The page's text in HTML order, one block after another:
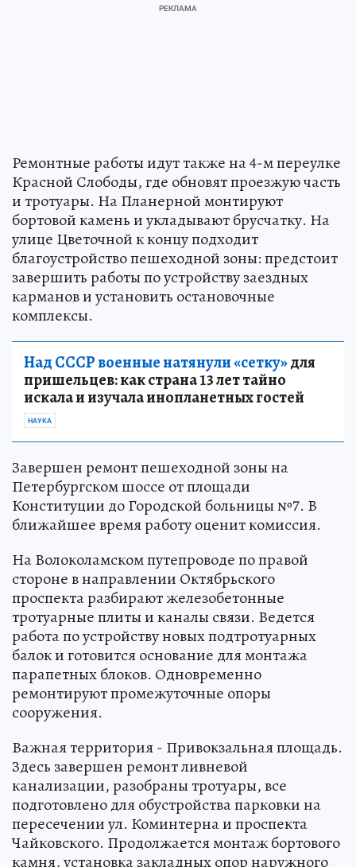
Ремонтные работы идут также на 4-м переулке
Красной Слободы, где обновят проезжую часть
и тротуары. На Планерной монтируют
бортовой камень и укладывают брусчатку. На
улице Цветочной к концу подходит
благоустройство пешеходной зоны: предстоит
завершить работы по устройству заездных
карманов и установить остановочные
комплексы.
Над СССР военные натянули «сетку»для
пришельцев: как страна 13 лет тайно
искала и изучала инопланетных гостей
НАУКА
Завершен ремонт пешеходной зоны на
Петербургском шоссе от площади
Конституции до Городской больницы №7. В
ближайшее время работу оценит комиссия.
На Волоколамском путепроводе по правой
стороне в направлении Октябрьского
проспекта разбирают железобетонные
тротуарные плиты и каналы связи. Ведется
работа по устройству новых подтротуарных
балок и готовится основание для монтажа
парапетных блоков. Одновременно
ремонтируют промежуточные опоры
сооружения.
Важная территория - Привокзальная площадь.
Здесь завершен ремонт ливневой
канализации, разобраны тротуары, все
подготовлено для обустройства парковки на
пересечении ул. Коминтерна и проспекта
Чайковского. Продолжается монтаж бортового
камня, установка закладных опор наружного